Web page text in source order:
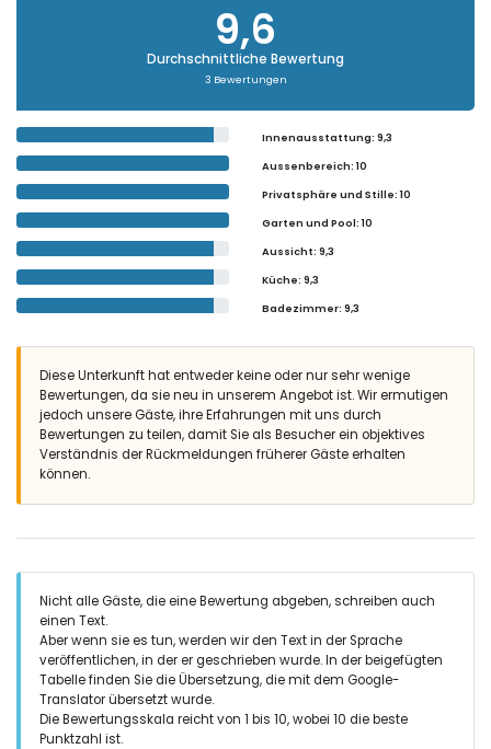
9,6
Durchschnittliche Bewertung
3 Bewertungen
Innenausstattung: 9,3
Aussenbereich: 10
Privatsphäre und Stille: 10
Garten und Pool: 10
Aussicht: 9,3
Küche: 9,3
Badezimmer: 9,3
Diese Unterkunft hat entweder keine oder nur sehr wenige
Bewertungen, da sie neu in unserem Angebot ist. Wir ermutigen
jedoch unsere Gäste, ihre Erfahrungen mit uns durch
Bewertungen zu teilen, damit Sie als Besucher ein objektives
Verständnis der Rückmeldungen früherer Gäste erhalten
können.
Nicht alle Gäste, die eine Bewertung abgeben, schreiben auch
einen Text.
Aber wenn sie es tun, werden wir den Text in der Sprache
veröffentlichen, in der er geschrieben wurde. In der beigefügten
Tabelle finden Sie die Übersetzung, die mit dem Google-
Translator übersetzt wurde.
Die Bewertungsskala reicht von 1 bis 10, wobei 10 die beste
Punktzahl ist.